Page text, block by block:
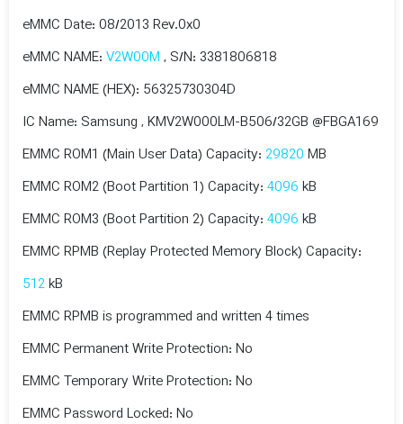
eMMC Date: 08/2013 Rev.0x0
eMMC NAME: V2W00M , S/N: 3381806818
eMMC NAME (HEX): 56325730304D
IC Name: Samsung , KMV2W000LM-B506/32GB @FBGA169
EMMC ROM1 (Main User Data) Capacity: 29820 MB
EMMC ROM2 (Boot Partition 1) Capacity: 4096 kB
EMMC ROM3 (Boot Partition 2) Capacity: 4096 kB
EMMC RPMB (Replay Protected Memory Block) Capacity:
512kB
EMMC RPMB is programmed and written 4 times
EMMC Permanent Write Protection: No
EMMC Temporary Write Protection: No
EMMC Password Locked: No